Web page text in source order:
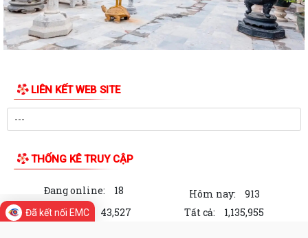
Chính phủ về Khu kinh tế và...
Thuế cơ sở 4 thành phố Hải Phòng tuyên truyền nội dung về Thông tư
89/2026/TT-BTC ngày 30/6/2026...
LỆ GIỮA NĂM 2026)
HĐND phường Lưu Kiếm ban hành các Nghị quyết mới
tra hồ sơ đăng ký, cấp Giấy chứng...
Số hoá tại Trung tâm Phục vụ hành chính công phường Lưu Kiếm
UBND phường Lưu Kiếm thông báo niêm yết công khai hồ sơ đề nghị
LIÊN KẾT WEB SITE
THỐNG KÊ TRUY CẬP
Đang online: 18 Hôm nay:
913
Trong tuần:
43,527 Tất cả: 1,135,955
Đã kết nối EMC